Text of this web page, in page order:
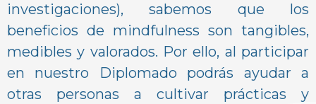
investigaciones), sabemos que los
beneficios de mindfulness son tangibles,
medibles y valorados. Por ello, al participar
en nuestro Diplomado podrás ayudar a
otras personas a cultivar prácticas y